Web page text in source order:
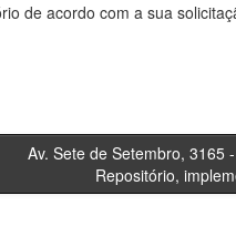
de acordo com a sua
de Setembro, 3165 -
Repositório,